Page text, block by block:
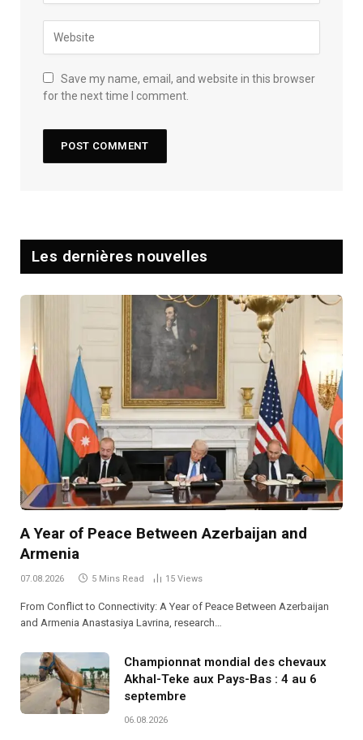
Save my name, email, and website in this browser
for the next time I comment.
Les dernières nouvelles
A Year of Peace Between Azerbaijan and
Armenia
07.08.2026 5 Mins Read 15 Views
From Conflict to Connectivity: A Year of Peace Between Azerbaijan
and Armenia Anastasiya Lavrina, research…
Championnat mondial des chevaux
Akhal-Teke aux Pays-Bas : 4 au 6
septembre
06.08.2026